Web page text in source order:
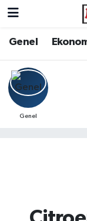
Genel
Genel